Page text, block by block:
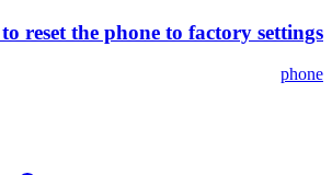
reset the phone to factory settings
phone